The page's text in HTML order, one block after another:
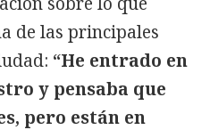
de las principales
“He entrado en
y pensaba que
pero están en